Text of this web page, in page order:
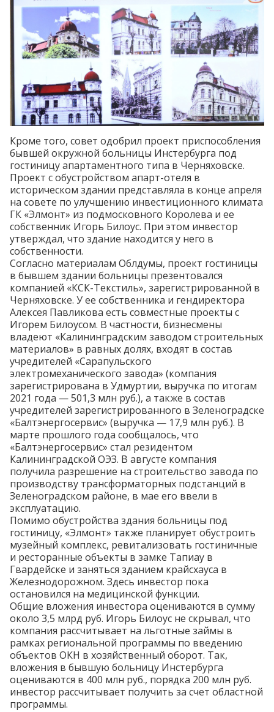
Кроме того, совет одобрил проект приспособления
бывшей окружной больницы Инстербурга под
гостиницу апартаментного типа в Черняховске.
Проект с обустройством апарт-отеля в
историческом здании представляла в конце апреля
на совете по улучшению инвестиционного климата
ГК «Элмонт» из подмосковного Королева и ее
собственник Игорь Билоус. При этом инвестор
утверждал, что здание находится у него в
собственности.
Согласно материалам Облдумы, проект гостиницы
в бывшем здании больницы презентовался
компанией «КСК-Текстиль», зарегистрированной в
Черняховске. У ее собственника и гендиректора
Алексея Павликова есть совместные проекты с
Игорем Билоусом. В частности, бизнесмены
владеют «Калининградским заводом строительных
материалов» в равных долях, входят в состав
учредителей «Сарапульского
электромеханического завода» (компания
зарегистрирована в Удмуртии, выручка по итогам
2021 года — 501,3 млн руб.), а также в состав
учредителей зарегистрированного в Зеленоградске
«Балтэнергосервис» (выручка — 17,9 млн руб.). В
марте прошлого года сообщалось, что
«Балтэнергосервис» стал резидентом
Калининградской ОЭЗ. В августе компания
получила разрешение на строительство завода по
производству трансформаторных подстанций в
Зеленоградском районе, в мае его ввели в
эксплуатацию.
Помимо обустройства здания больницы под
гостиницу, «Элмонт» также планирует обустроить
музейный комплекс, ревитализовать гостиничные
и ресторанные объекты в замке Тапиау в
Гвардейске и заняться зданием крайсхауса в
Железнодорожном. Здесь инвестор пока
остановился на медицинской функции.
Общие вложения инвестора оцениваются в сумму
около 3,5 млрд руб. Игорь Билоус не скрывал, что
компания рассчитывает на льготные займы в
рамках региональной программы по введению
объектов ОКН в хозяйственный оборот. Так,
вложения в бывшую больницу Инстербурга
оцениваются в 400 млн руб., порядка 200 млн руб.
инвестор рассчитывает получить за счет областной
программы.